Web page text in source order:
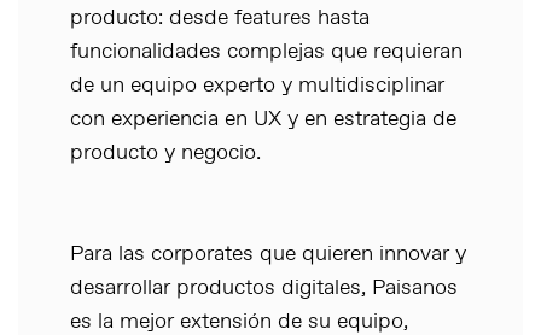
producto: desde features hasta
funcionalidades complejas que requieran
de un equipo experto y multidisciplinar
con experiencia en UX y en estrategia de
producto y negocio.
Para las corporates que quieren innovar y
desarrollar productos digitales, Paisanos
es la mejor extensión de su equipo,